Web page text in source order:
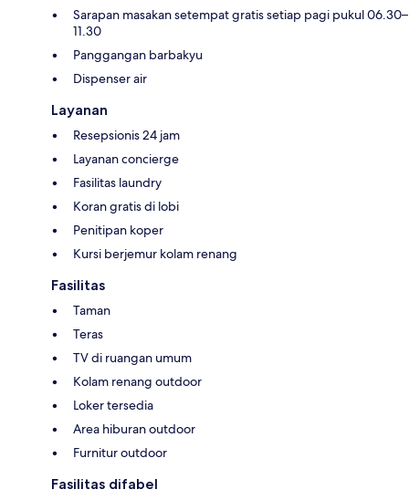
Sarapan masakan setempat gratis setiap pagi pukul 06.30–
11.30
Panggangan barbakyu
Dispenser air
Layanan
Resepsionis 24 jam
Layanan concierge
Fasilitas laundry
Koran gratis di lobi
Penitipan koper
Kursi berjemur kolam renang
Fasilitas
Taman
Teras
TV di ruangan umum
Kolam renang outdoor
Loker tersedia
Area hiburan outdoor
Furnitur outdoor
Fasilitas difabel